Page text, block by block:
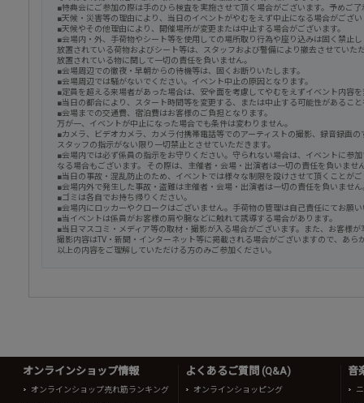
■特典会にご参加の際は手のひら検査を実施させて頂く場合がございます。予めご了
■天候・災害等の理由により、当日のイベントがやむをえず中止になる場合がござい
■天候やその他理由により、開催場所が変更または中止する場合がございます。
■会場内・外、手荷物やシート等を使用しての場所取り行為や座り込みは固く禁止し
放置されている荷物およびシート等は、スタッフおよび警備により撤去させていた
放置されている物に関して一切の責任を負いません。
■会場周辺での徹夜・早朝からの待機等は、固くお断りいたします。
■会場周辺では騒がないでください。イベント中止の原因となります。
■定員を超える来場者があった場合は、安全面を考慮してやむをえずイベント内容
■当日の都合により、スタート時間等を変更する、または中止する可能性があるこ
■会場までの交通費、宿泊費はお客様のご負担となります。
万が一、イベントが中止になった場合でも条件は変わりません。
■カメラ、ビデオカメラ、カメラ付携帯電話等でのアーティストの撮影、録音録画の
スタッフの指示がない限り一切禁止とさせていただきます。
■会場内では必ず係員の指示をお守りください。守られない場合は、イベントに参
なる場合もございます。 その際は、主催者・会場・出演者は一切の責任を負いませ
■当日の事故・混乱防止のため、イベントでは様々な制限を設けさせて頂くことがご
■会場内外で発生した事故・盗難は主催者・会場・出演者は一切の責任を負いませ
■ゴミは各自でお持ち帰りください。
■会場内にロッカーやクロークはございません。手荷物の管理は自己責任にてお願い
■当イベントは係員がお客様の肩や腕などに触れて誘導する場合があります。
■当日マスコミ・メディア等の取材・撮影が入る場合がございます。また、お客様
撮影内容はTV・新聞・インターネット等に掲載される場合がございますので、あら
以上の内容をご理解していただける方のみご参加ください。
オンラインショップ情報
オンラインショップ売れ筋ランキング
よくあるご質問 (Q&A)
オンラインショッピング
音